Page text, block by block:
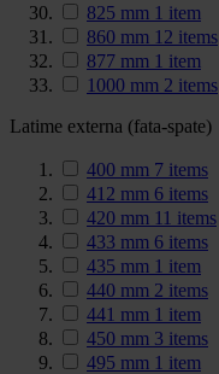
825 mm 1 item
860 mm 12 items
877 mm 1 item
1000 mm 2 items
Latime externa (fata-spate)
400 mm 7 items
412 mm 6 items
420 mm 11 items
433 mm 6 items
435 mm 1 item
440 mm 2 items
441 mm 1 item
450 mm 3 items
495 mm 1 item